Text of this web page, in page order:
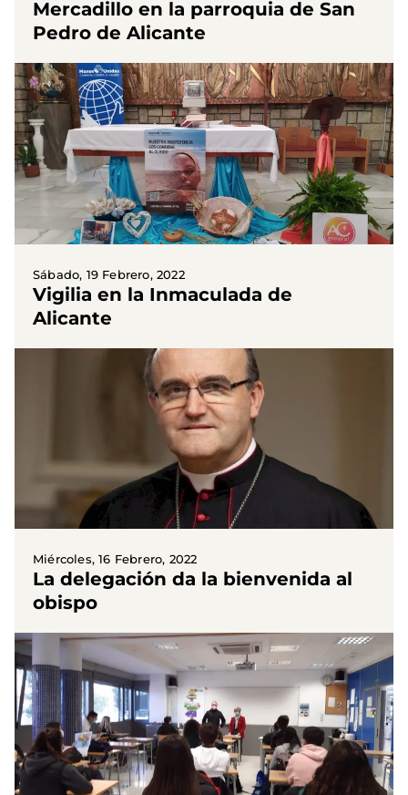
Mercadillo en la parroquia de San
Pedro de Alicante
Sábado, 19 Febrero, 2022
Vigilia en la Inmaculada de
Alicante
Miércoles, 16 Febrero, 2022
La delegación da la bienvenida al
obispo